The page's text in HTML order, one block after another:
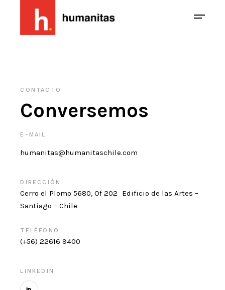
CONTACTO
Conversemos
E-MAIL
humanitas@humanitaschile.com
DIRECCIÓN
Cerro el Plomo 5680, Of 202 Edificio de las Artes –
Santiago – Chile
TELÉFONO
(+56) 22616 9400
LINKEDIN